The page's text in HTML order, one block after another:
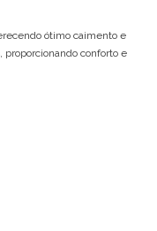
ótimo caimento e
proporcionando conforto e